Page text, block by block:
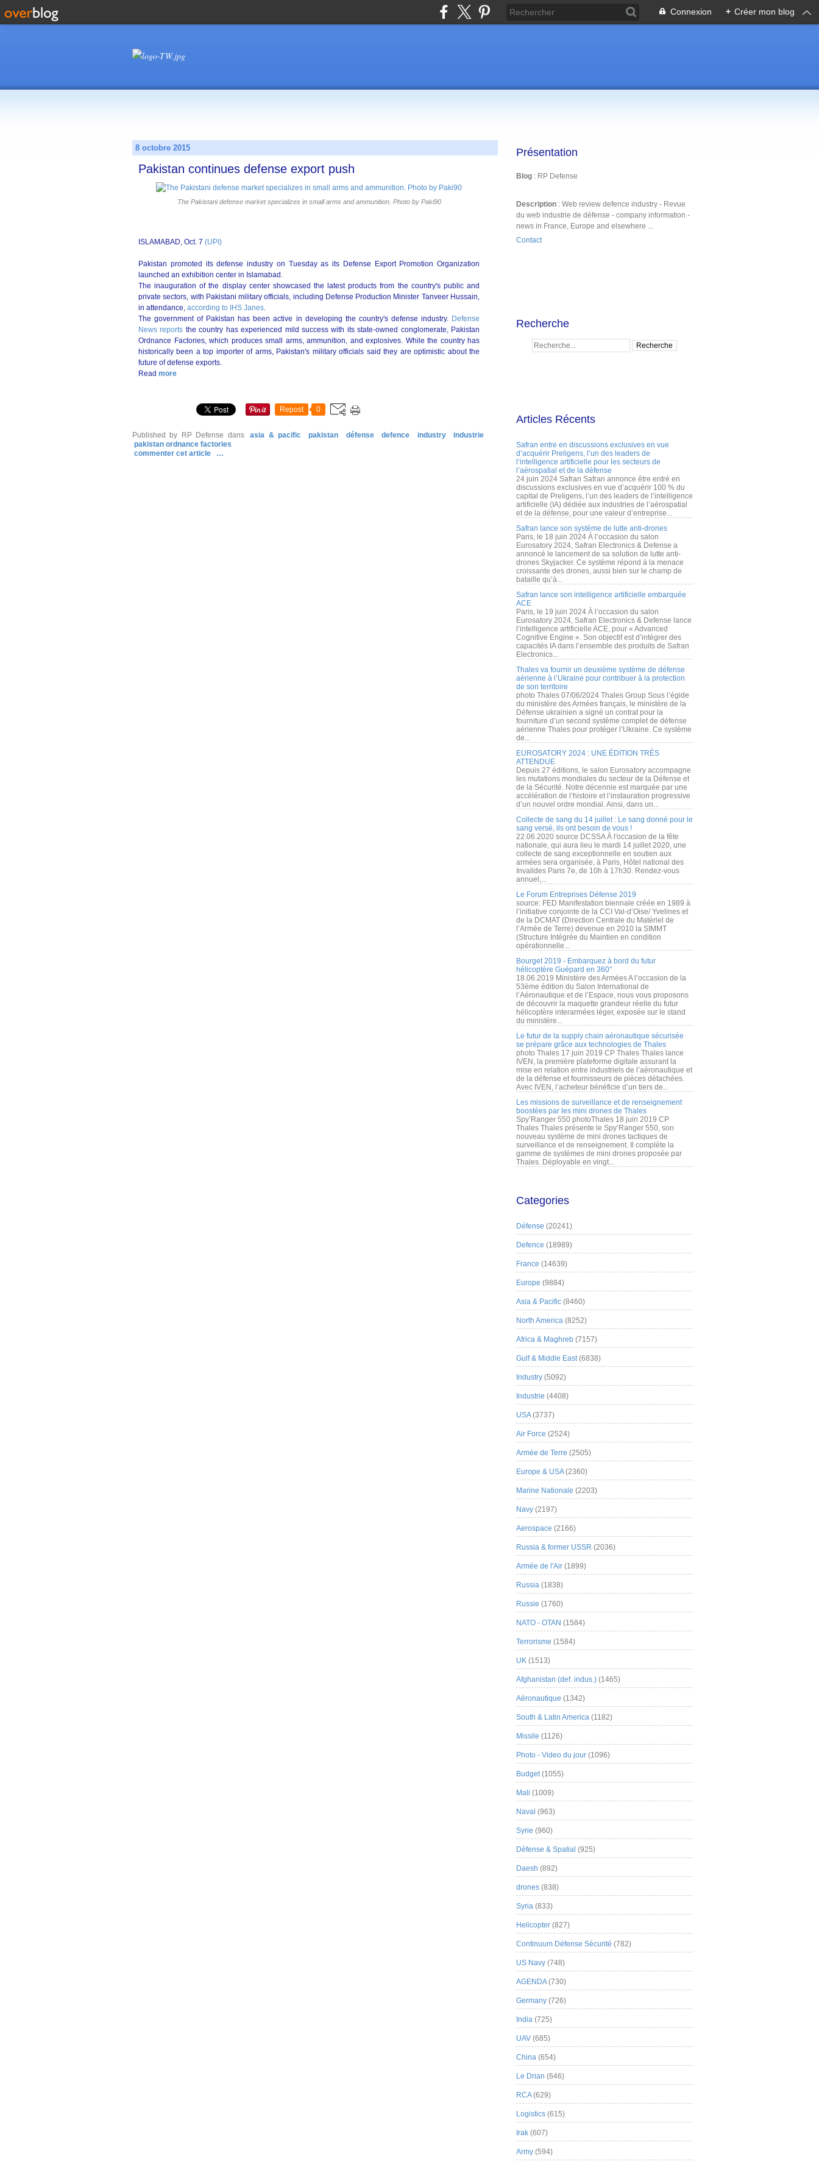
Connexion + Créer mon blog
8 octobre 2015
Pakistan continues defense export push
The Pakistani defense market specializes in small arms and ammunition. Photo by Paki90
ISLAMABAD, Oct. 7 (UPI)
Pakistan promoted its defense industry on Tuesday as its Defense Export Promotion Organization
launched an exhibition center in Islamabad.
The inauguration of the display center showcased the latest products from the country's public and
private sectors, with Pakistani military officials, including Defense Production Minister Tanveer Hussain,
in attendance, according to IHS Janes.
The government of Pakistan has been active in developing the country's defense industry. Defense
News reports the country has experienced mild success with its state-owned conglomerate, Pakistan
Ordnance Factories, which produces small arms, ammunition, and explosives. While the country has
historically been a top importer of arms, Pakistan's military officials said they are optimistic about the
future of defense exports.
Read more
Repost 0
Published by RP Defense dans asia & pacific pakistan défense defence industry
industrie
pakistan ordnance factories
commenter cet article
…
Présentation
Blog : RP Defense
Description : Web review defence industry - Revue
du web industrie de défense - company information -
news in France, Europe and elsewhere ...
Contact
Recherche
Articles Récents
Safran entre en discussions exclusives en vue
d’acquérir Preligens, l’un des leaders de
l’intelligence artificielle pour les secteurs de
l’aérospatial et de la défense
24 juin 2024 Safran Safran annonce être entré en
discussions exclusives en vue d’acquérir 100 % du
capital de Preligens, l’un des leaders de l’intelligence
artificielle (IA) dédiée aux industries de l’aérospatial
et de la défense, pour une valeur d’entreprise...
Safran lance son système de lutte anti-drones
Paris, le 18 juin 2024 À l’occasion du salon
Eurosatory 2024, Safran Electronics & Defense a
annoncé le lancement de sa solution de lutte anti-
drones Skyjacker. Ce système répond à la menace
croissante des drones, aussi bien sur le champ de
bataille qu’à...
Safran lance son intelligence artificielle embarquée
ACE
Paris, le 19 juin 2024 À l’occasion du salon
Eurosatory 2024, Safran Electronics & Defense lance
l’intelligence artificielle ACE, pour « Advanced
Cognitive Engine ». Son objectif est d’intégrer des
capacités IA dans l’ensemble des produits de Safran
Electronics...
Thales va fournir un deuxième système de défense
aérienne à l’Ukraine pour contribuer à la protection
de son territoire
photo Thales 07/06/2024 Thales Group Sous l’égide
du ministère des Armées français, le ministère de la
Défense ukrainien a signé un contrat pour la
fourniture d’un second système complet de défense
aérienne Thales pour protéger l’Ukraine. Ce système
de...
EUROSATORY 2024 : UNE ÉDITION TRÈS
ATTENDUE
Depuis 27 éditions, le salon Eurosatory accompagne
les mutations mondiales du secteur de la Défense et
de la Sécurité. Notre décennie est marquée par une
accélération de l’histoire et l’instauration progressive
d’un nouvel ordre mondial. Ainsi, dans un...
Collecte de sang du 14 juillet : Le sang donné pour le
sang versé, ils ont besoin de vous !
22.06.2020 source DCSSA À l'occasion de la fête
nationale, qui aura lieu le mardi 14 juillet 2020, une
collecte de sang exceptionnelle en soutien aux
armées sera organisée, à Paris, Hôtel national des
Invalides Paris 7e, de 10h à 17h30. Rendez-vous
annuel,...
Le Forum Entreprises Défense 2019
source: FED Manifestation biennale créée en 1989 à
l’initiative conjointe de la CCI Val-d’Oise/ Yvelines et
de la DCMAT (Direction Centrale du Matériel de
l’Armée de Terre) devenue en 2010 la SIMMT
(Structure Intégrée du Maintien en condition
opérationnelle...
Bourget 2019 - Embarquez à bord du futur
hélicoptère Guépard en 360°
18.06.2019 Ministère des Armées A l’occasion de la
53ème édition du Salon International de
l’Aéronautique et de l’Espace, nous vous proposons
de découvrir la maquette grandeur réelle du futur
hélicoptère interarmées léger, exposée sur le stand
du ministère...
Le futur de la supply chain aéronautique sécurisée
se prépare grâce aux technologies de Thales
photo Thales 17 juin 2019 CP Thales Thales lance
IVEN, la première plateforme digitale assurant la
mise en relation entre industriels de l’aéronautique et
de la défense et fournisseurs de pièces détachées.
Avec IVEN, l’acheteur bénéficie d’un tiers de...
Les missions de surveillance et de renseignement
boostées par les mini drones de Thales
Spy’Ranger 550 photoThales 18 juin 2019 CP
Thales Thales présente le Spy’Ranger 550, son
nouveau système de mini drones tactiques de
surveillance et de renseignement. Il complète la
gamme de systèmes de mini drones proposée par
Thales. Déployable en vingt...
Categories
Défense (20241)
Defence (18989)
France (14639)
Europe (9884)
Asia & Pacific (8460)
North America (8252)
Africa & Maghreb (7157)
Gulf & Middle East(6838)
Industry (5092)
Industrie (4408)
USA(3737)
Air Force (2524)
Armée de Terre (2505)
Europe & USA(2360)
Marine Nationale (2203)
Navy (2197)
Aerospace (2166)
Russia & former USSR (2036)
Armée de l'Air (1899)
Russia (1838)
Russie (1760)
NATO - OTAN (1584)
Terrorisme (1584)
UK (1513)
Afghanistan (def. indus.) (1465)
Aéronautique (1342)
South & Latin America (1182)
Missile (1126)
Photo - Video du jour (1096)
Budget(1055)
Mali (1009)
Naval (963)
Syrie (960)
Défense & Spatial (925)
Daesh (892)
drones (838)
Syria (833)
Helicopter (827)
Continuum Défense Sécurité (782)
US Navy (748)
AGENDA(730)
Germany (726)
India (725)
UAV (685)
China (654)
Le Drian (646)
RCA(629)
Logistics (615)
Irak (607)
Army (594)